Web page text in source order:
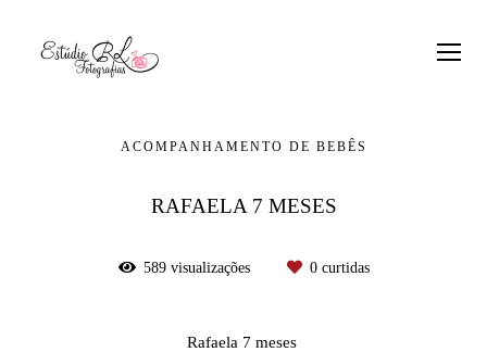
ACOMPANHAMENTO DE BEBÊS
RAFAELA 7 MESES
589visualizações 0curtidas
Rafaela 7 meses